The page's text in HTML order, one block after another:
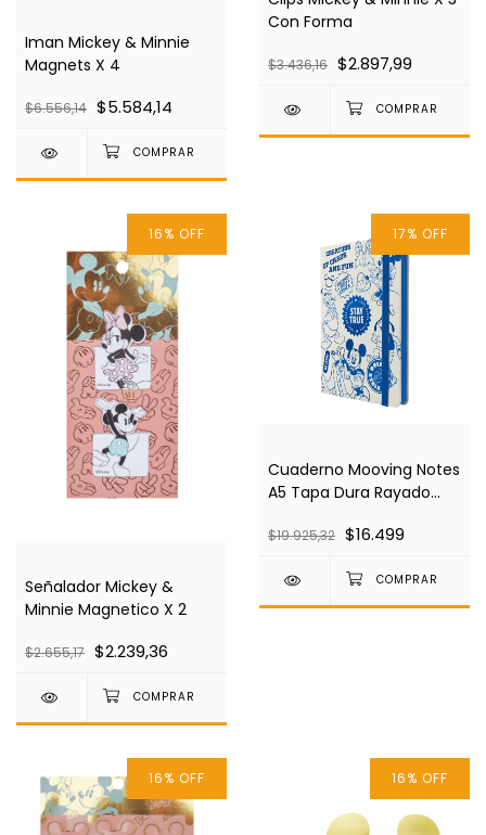
Iman Mickey & Minnie
Magnets X 4
$6.556,14 $5.584,14
Con Forma
$3.436,16 $2.897,99
16% OFF
Señalador Mickey &
Minnie Magnetico X 2
$2.655,17 $2.239,36
17% OFF
Cuaderno Mooving Notes
A5 Tapa Dura Rayado
$19.925,32 $16.499
16% OFF 16% OFF